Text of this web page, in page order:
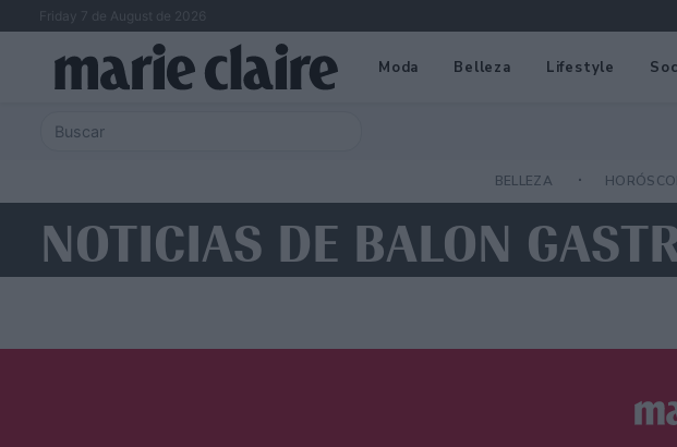
Friday 7 de August de 2026
Moda Belleza Lifestyle
BELLEZA
NOTICIAS DE BALON